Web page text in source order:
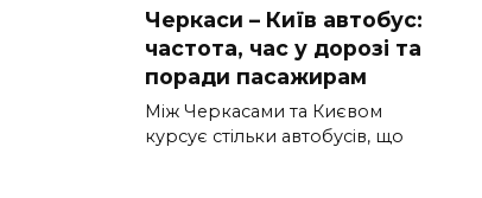
Черкаси – Київ автобус:
частота, час у дорозі та
поради пасажирам
Між Черкасами та Києвом
курсує стільки автобусів, що